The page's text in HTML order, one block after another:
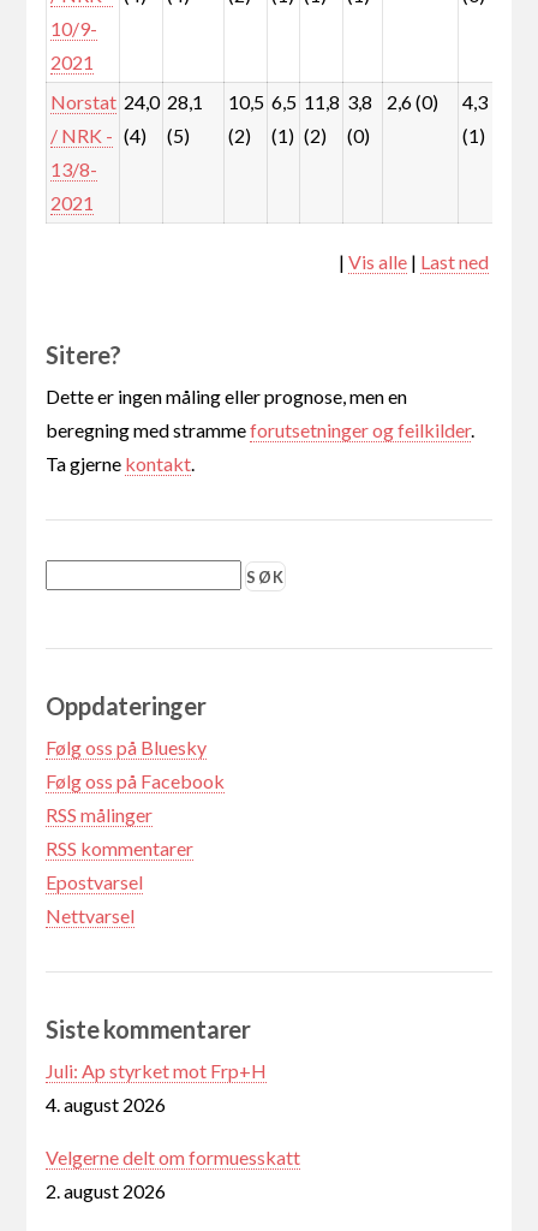
10/9-
2021
Norstat
/ NRK -
13/8-
2021
24,0
(4)
28,1
(5)
10,5
(2)
6,5
(1)
11,8
(2)
3,8
(0)
2,6 (0)
4,3
(1)
|Vis alle | Last ned
Sitere?
Dette er ingen måling eller prognose, men en
beregning med strammeforutsetninger og feilkilder.
Ta gjerne kontakt
Oppdateringer
Følg oss på Bluesky
Følg oss på Facebook
RSS målinger
RSS kommentarer
Epostvarsel
Nettvarsel
Siste kommentarer
Juli: Ap styrket mot Frp+H
4. august 2026
Velgerne delt om formuesskatt
2. august 2026